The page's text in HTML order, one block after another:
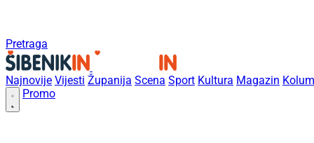
Pretraga
Najnovije Vijesti Županija Scena Sport Kultura Magazin
Promo